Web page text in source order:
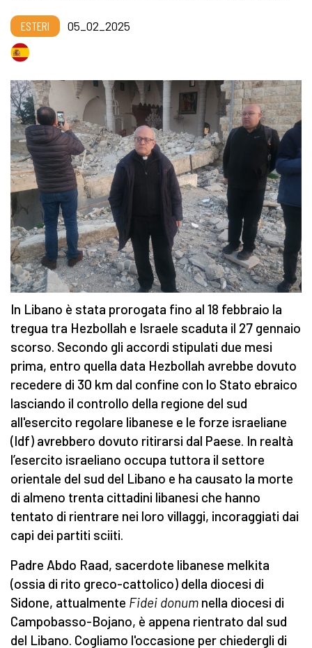
ESTERI 05_02_2025
In Libano è stata prorogata fino al 18 febbraio la
tregua tra Hezbollah e Israele scaduta il 27 gennaio
scorso. Secondo gli accordi stipulati due mesi
prima, entro quella data Hezbollah avrebbe dovuto
recedere di 30 km dal confine con lo Stato ebraico
lasciando il controllo della regione del sud
all'esercito regolare libanese e le forze israeliane
(Idf) avrebbero dovuto ritirarsi dal Paese. In realtà
l’esercito israeliano occupa tuttora il settore
orientale del sud del Libano e ha causato la morte
di almeno trenta cittadini libanesi che hanno
tentato di rientrare nei loro villaggi, incoraggiati dai
capi dei partiti sciiti.
Padre Abdo Raad, sacerdote libanese melkita
(ossia di rito greco-cattolico) della diocesi di
Sidone, attualmente Fidei donum nella diocesi di
Campobasso-Bojano, è appena rientrato dal sud
del Libano. Cogliamo l'occasione per chiedergli di